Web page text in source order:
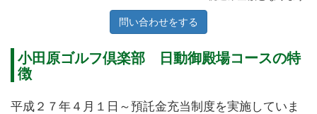
問い合わせをする
小田原ゴルフ倶楽部 日動御殿場コースの特
徴
平成２７年４月１日～預託金充当制度を実施していま